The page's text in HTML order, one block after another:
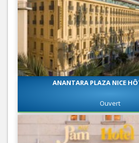
ANANTARA PLAZA NICE
Ouvert